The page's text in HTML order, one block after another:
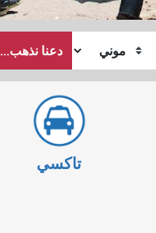
النهاية
دعنا نذهب...
تاكسي